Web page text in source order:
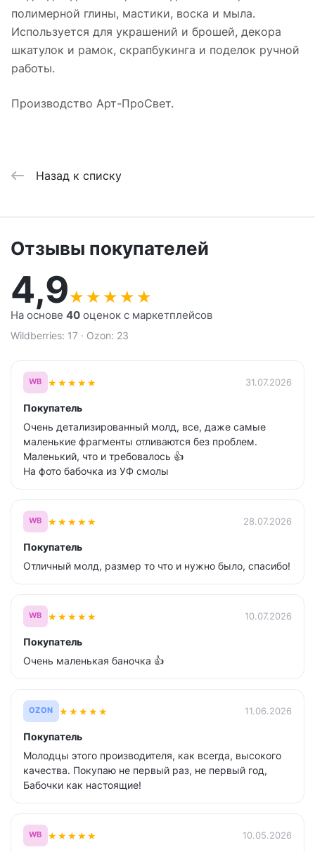
полимерной глины, мастики, воска и мыла.
Используется для украшений и брошей, декора
шкатулок и рамок, скрапбукинга и поделок ручной
работы.
Производство Арт-ПроСвет.
Назад к списку
Отзывы покупателей
4,9★ ★ ★ ★ ★
На основе 40 оценок с маркетплейсов
Wildberries: 17 · Ozon: 23
WB ★★★★★ 31.07.2026
Покупатель
Очень детализированный молд, все, даже самые
маленькие фрагменты отливаются без проблем.
Маленький, что и требовалось 👍
На фото бабочка из УФ смолы
WB ★★★★★ 28.07.2026
Покупатель
Отличный молд, размер то что и нужно было, спасибо!
WB ★★★★★ 10.07.2026
Покупатель
Очень маленькая баночка 👍
OZON ★★★★★ 11.06.2026
Покупатель
Молодцы этого производителя, как всегда, высокого
качества. Покупаю не первый раз, не первый год,
Бабочки как настоящие!
WB ★★★★★ 10.05.2026